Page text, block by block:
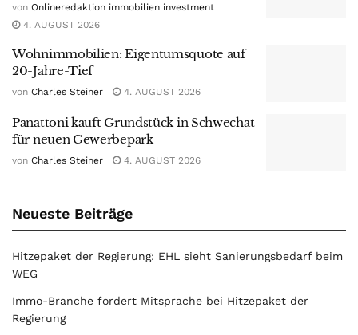
von Onlineredaktion immobilien investment
4. AUGUST 2026
Wohnimmobilien: Eigentumsquote auf
20-Jahre-Tief
von Charles Steiner 4. AUGUST 2026
Panattoni kauft Grundstück in Schwechat
für neuen Gewerbepark
von Charles Steiner 4. AUGUST 2026
Neueste Beiträge
Hitzepaket der Regierung: EHL sieht Sanierungsbedarf beim
WEG
Immo-Branche fordert Mitsprache bei Hitzepaket der
Regierung